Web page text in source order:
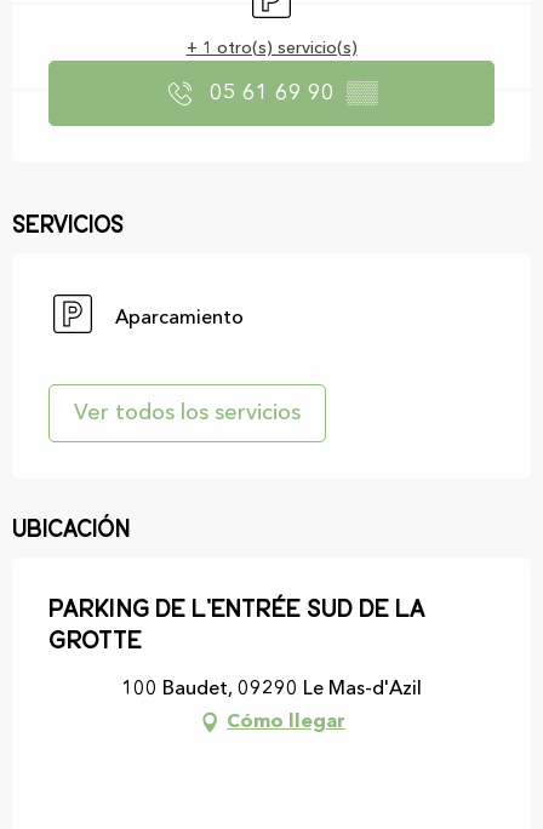
+ 1 otro(s) servicio(s)
05 61 69 90 ▒▒
Servicios
Aparcamiento
Ver todos los servicios
Ubicación
Parking de l'entrée Sud de la
grotte
100 Baudet, 09290 Le Mas-d'Azil
Cómo llegar